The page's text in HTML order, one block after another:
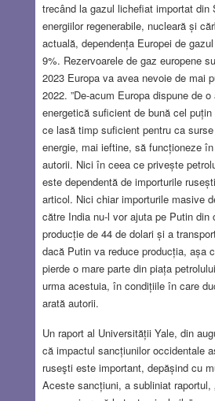
trecând la gazul lichefiat importat din
energiilor regenerabile, nucleară și
actuală, dependența Europei de
9%. Rezervoarele de gaz europene
2023 Europa va avea nevoie de mai
2022. ”De-acum Europa dispune de
energetică suficient de bună cel
ce lasă timp suficient pentru ca
energie, mai ieftine, să funcționeze în
autorii. Nici în ceea ce privește
este dependentă de importurile
articol. Nici chiar importurile masive
către India nu-l vor ajuta pe Putin din
producție de 44 de dolari și a
dacă Putin va reduce producția, așa
pierde o mare parte din piața
urma acestuia, în condițiile în care
arată autorii.
Un raport al Universității Yale, din
că impactul sancțiunilor occidentale
ruseşti este important, depășind cu
Aceste sancțiuni, a subliniat raportul,